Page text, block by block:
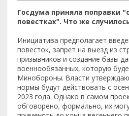
Госдума приняла поправки
повестках". Что же
Инициатива предполагает
повесток, запрет на выезд из
призывников и создание базы
военнообязанных, которую
Минобороны. Власти
нормы будут действовать с
2023 года. Однако в самом
обговорено, формально, их